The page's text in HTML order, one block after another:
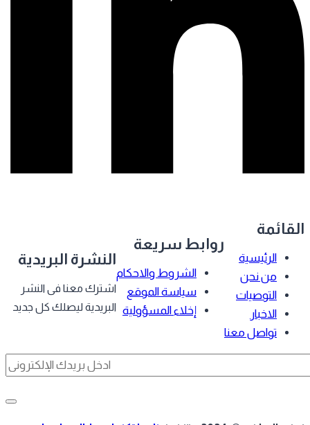
الرئيسية
من نحن
التوصيات
الاخبار
تواصل معنا
روابط سريعة
الشروط والاحكام
سياسة الموقع
إخلاء المسؤولية
النشرة البريدية
اشترك معنا فى النشر
البريدية ليصلك كل جديد